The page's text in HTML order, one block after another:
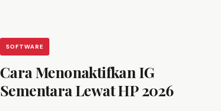
SOFTWARE
Cara Menonaktifkan IG
Sementara Lewat HP 2026